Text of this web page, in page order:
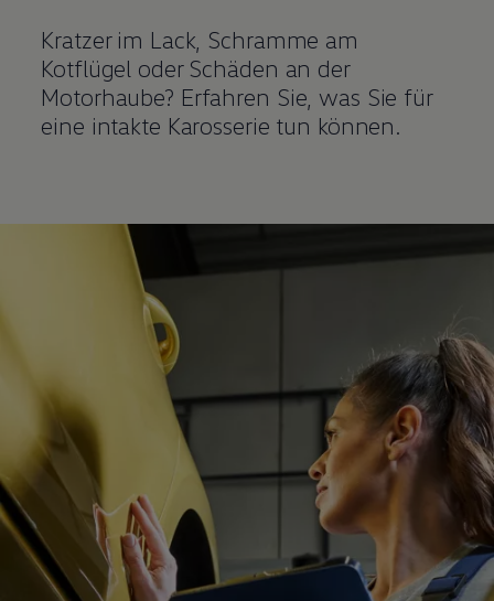
Kratzer im Lack, Schramme am
Kotflügel oder Schäden an der
Motorhaube? Erfahren Sie, was Sie für
eine intakte Karosserie tun können.